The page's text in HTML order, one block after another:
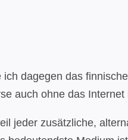
dagegen das finnische
auch ohne das
jeder zusätzliche,